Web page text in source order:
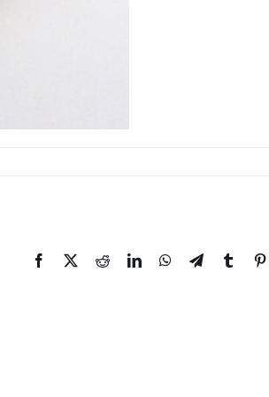
Facebook
TwitterRedditLinkedInWhatsApp
TelegramTumblr